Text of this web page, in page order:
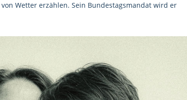
Wetter erzählen. Sein Bundestagsmandat wird er